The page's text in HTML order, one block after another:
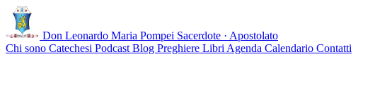
Don Leonardo Maria Pompei Sacerdote · Apostolato
Chi sono Catechesi Podcast Blog Preghiere Libri Agenda Calendario Contatti